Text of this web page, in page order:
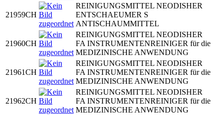
21959CH
REINIGUNGSMITTEL NEODISHER
ENTSCHAEUMER S
ANTISCHAUMMITTEL
21960CH
REINIGUNGSMITTEL NEODISHER
FA INSTRUMENTENREINIGER für die
MEDIZINISCHE ANWENDUNG
21961CH
REINIGUNGSMITTEL NEODISHER
FA INSTRUMENTENREINIGER für die
MEDIZINISCHE ANWENDUNG
21962CH
REINIGUNGSMITTEL NEODISHER
FA INSTRUMENTENREINIGER für die
MEDIZINISCHE ANWENDUNG